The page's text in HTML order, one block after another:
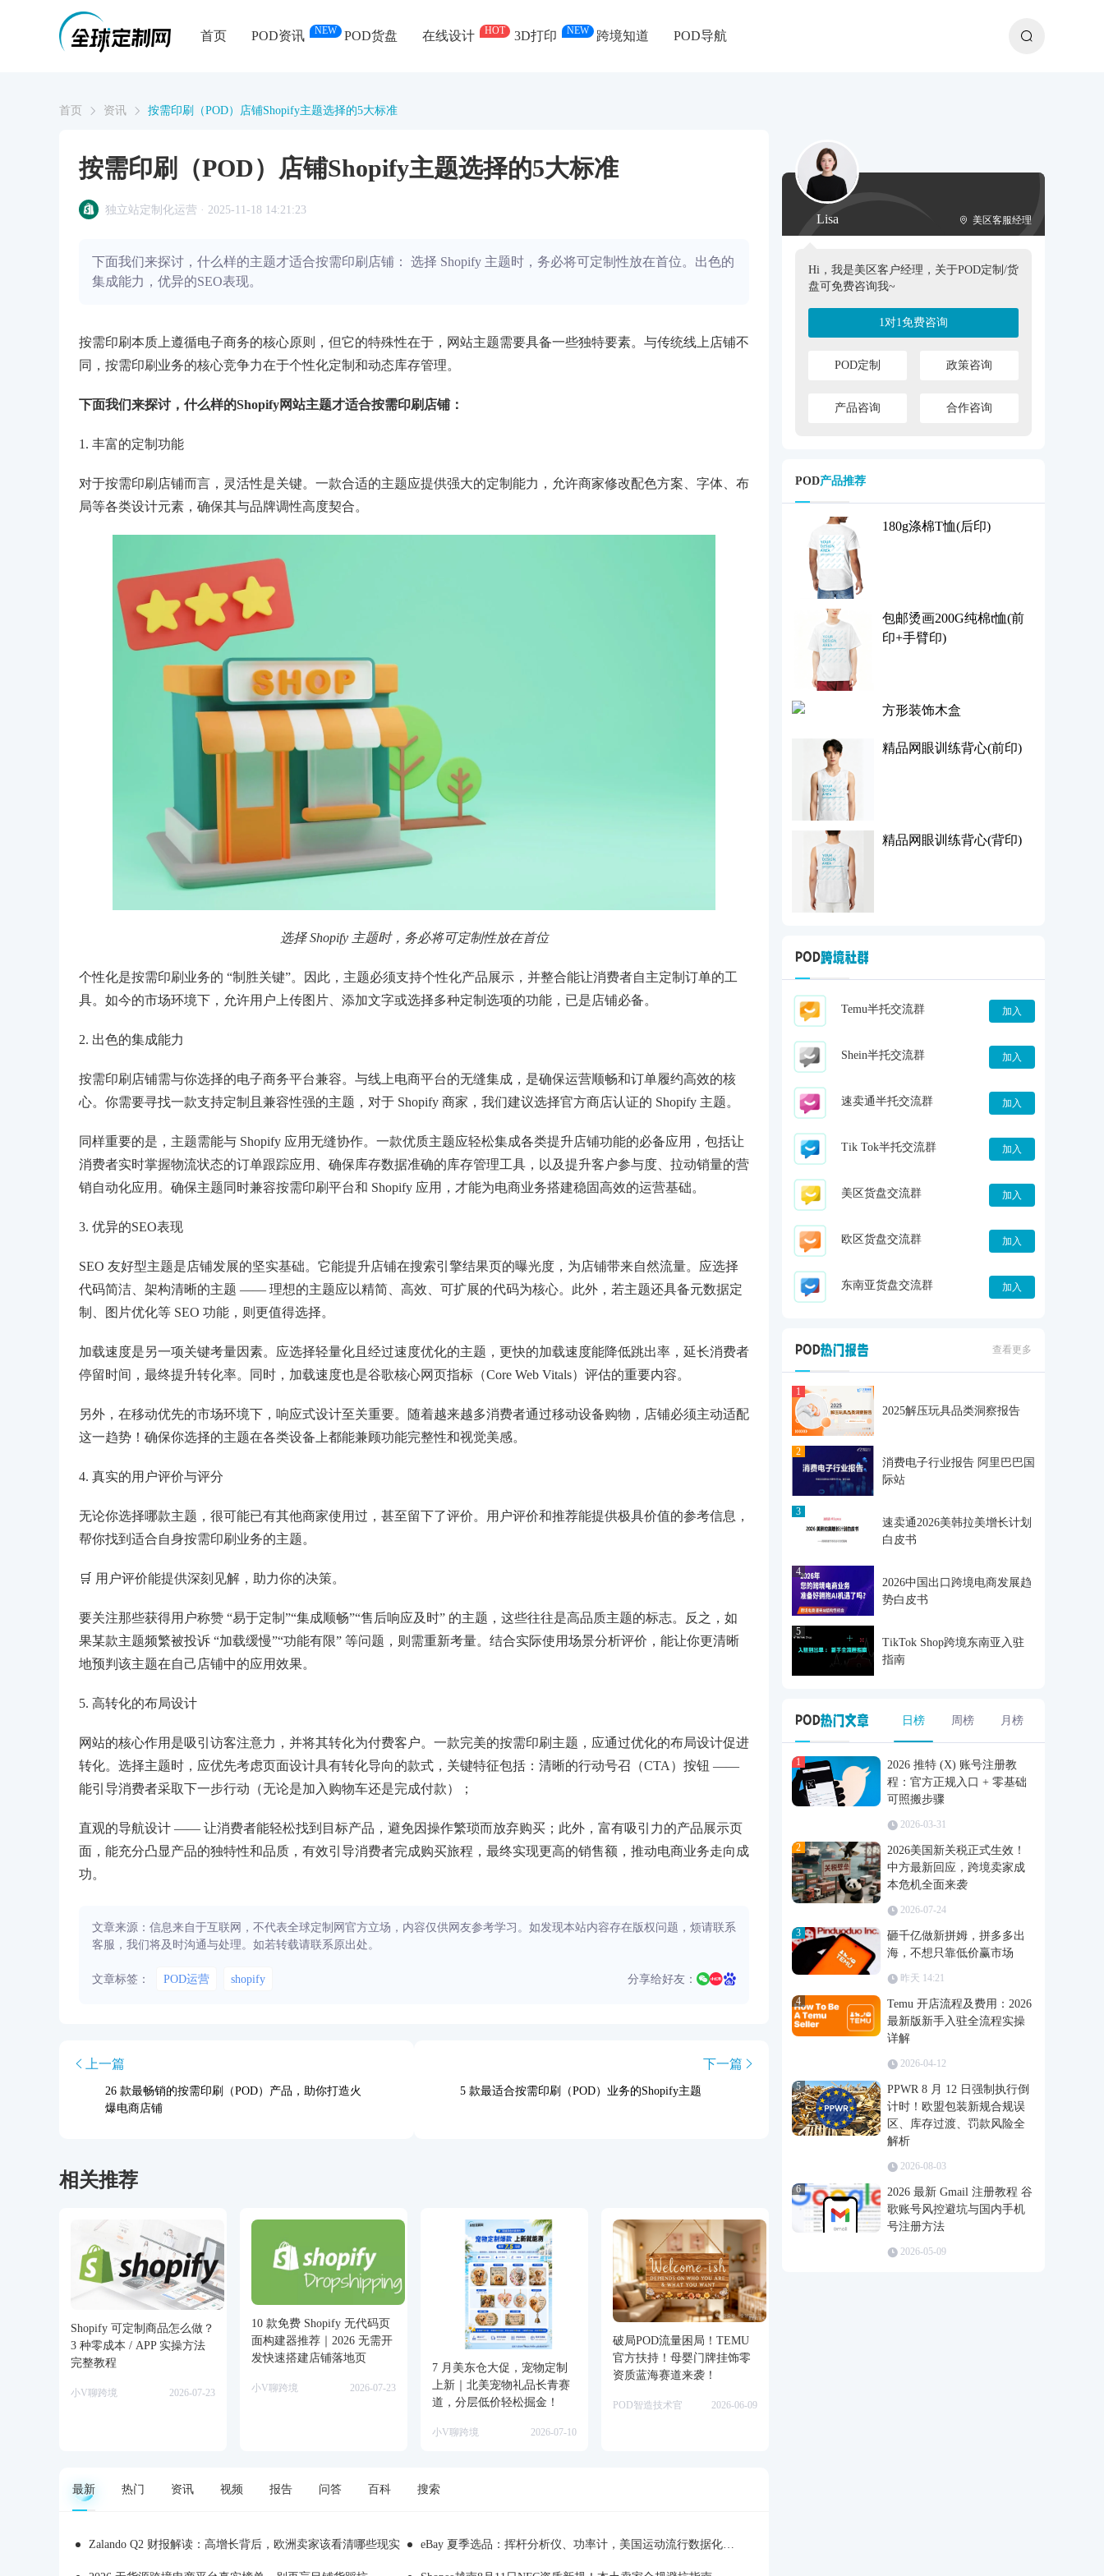
首页 POD资讯 NEW POD货盘 在线设计 HOT 3D打印 NEW 跨境知道 POD导航
首页 资讯 按需印刷（POD）店铺Shopify主题选择的5大标准
按需印刷（POD）店铺Shopify主题选择的5大标准
独立站定制化运营 · 2025-11-18 14:21:23
下面我们来探讨，什么样的主题才适合按需印刷店铺： 选择 Shopify 主题时，务必将可定制性放在首位。出色的
集成能力，优异的SEO表现。
按需印刷本质上遵循电子商务的核心原则，但它的特殊性在于，网站主题需要具备一些独特要素。与传统线上店铺不
同，按需印刷业务的核心竞争力在于个性化定制和动态库存管理。
下面我们来探讨，什么样的Shopify网站主题才适合按需印刷店铺：
1. 丰富的定制功能
对于按需印刷店铺而言，灵活性是关键。一款合适的主题应提供强大的定制能力，允许商家修改配色方案、字体、布
局等各类设计元素，确保其与品牌调性高度契合。
选择 Shopify 主题时，务必将可定制性放在首位
个性化是按需印刷业务的 “制胜关键”。因此，主题必须支持个性化产品展示，并整合能让消费者自主定制订单的工
具。如今的市场环境下，允许用户上传图片、添加文字或选择多种定制选项的功能，已是店铺必备。
2. 出色的集成能力
按需印刷店铺需与你选择的电子商务平台兼容。与线上电商平台的无缝集成，是确保运营顺畅和订单履约高效的核
心。你需要寻找一款支持定制且兼容性强的主题，对于 Shopify 商家，我们建议选择官方商店认证的 Shopify 主题。
同样重要的是，主题需能与 Shopify 应用无缝协作。一款优质主题应轻松集成各类提升店铺功能的必备应用，包括让
消费者实时掌握物流状态的订单跟踪应用、确保库存数据准确的库存管理工具，以及提升客户参与度、拉动销量的营
销自动化应用。确保主题同时兼容按需印刷平台和 Shopify 应用，才能为电商业务搭建稳固高效的运营基础。
3. 优异的SEO表现
SEO 友好型主题是店铺发展的坚实基础。它能提升店铺在搜索引擎结果页的曝光度，为店铺带来自然流量。应选择
代码简洁、架构清晰的主题 —— 理想的主题应以精简、高效、可扩展的代码为核心。此外，若主题还具备元数据定
制、图片优化等 SEO 功能，则更值得选择。
加载速度是另一项关键考量因素。应选择轻量化且经过速度优化的主题，更快的加载速度能降低跳出率，延长消费者
停留时间，最终提升转化率。同时，加载速度也是谷歌核心网页指标（Core Web Vitals）评估的重要内容。
另外，在移动优先的市场环境下，响应式设计至关重要。随着越来越多消费者通过移动设备购物，店铺必须主动适配
这一趋势！确保你选择的主题在各类设备上都能兼顾功能完整性和视觉美感。
4. 真实的用户评价与评分
无论你选择哪款主题，很可能已有其他商家使用过，甚至留下了评价。用户评价和推荐能提供极具价值的参考信息，
帮你找到适合自身按需印刷业务的主题。
🛒 用户评价能提供深刻见解，助力你的决策。
要关注那些获得用户称赞 “易于定制”“集成顺畅”“售后响应及时” 的主题，这些往往是高品质主题的标志。反之，如
果某款主题频繁被投诉 “加载缓慢”“功能有限” 等问题，则需重新考量。结合实际使用场景分析评价，能让你更清晰
地预判该主题在自己店铺中的应用效果。
5. 高转化的布局设计
网站的核心作用是吸引访客注意力，并将其转化为付费客户。一款完美的按需印刷主题，应通过优化的布局设计促进
转化。选择主题时，应优先考虑页面设计具有转化导向的款式，关键特征包括：清晰的行动号召（CTA）按钮 ——
能引导消费者采取下一步行动（无论是加入购物车还是完成付款）；
直观的导航设计 —— 让消费者能轻松找到目标产品，避免因操作繁琐而放弃购买；此外，富有吸引力的产品展示页
面，能充分凸显产品的独特性和品质，有效引导消费者完成购买旅程，最终实现更高的销售额，推动电商业务走向成
功。
文章来源：信息来自于互联网，不代表全球定制网官方立场，内容仅供网友参考学习。如发现本站内容存在版权问题，烦请联系
客服，我们将及时沟通与处理。如若转载请联系原出处。
文章标签： POD运营 shopify 分享给好友：
上一篇
26 款最畅销的按需印刷（POD）产品，助你打造火
爆电商店铺
下一篇
5 款最适合按需印刷（POD）业务的Shopify主题
相关推荐
Shopify 可定制商品怎么做？
3 种零成本 / APP 实操方法
完整教程
小V聊跨境 2026-07-23
10 款免费 Shopify 无代码页
面构建器推荐｜2026 无需开
发快速搭建店铺落地页
小V聊跨境 2026-07-23
7 月美东仓大促，宠物定制
上新｜北美宠物礼品长青赛
道，分层低价轻松掘金！
小V聊跨境 2026-07-10
破局POD流量困局！TEMU
官方扶持！母婴门牌挂饰零
资质蓝海赛道来袭！
POD智造技术官 2026-06-09
最新 热门 资讯 视频 报告 问答 百科 搜索
Zalando Q2 财报解读：高增长背后，欧洲卖家该看清哪些现实 eBay 夏季选品：挥杆分析仪、功率计，美国运动流行数据化消费
Lisa 美区客服经理
Hi，我是美区客户经理，关于POD定制/货
盘可免费咨询我~
1对1免费咨询
POD定制 政策咨询
产品咨询 合作咨询
POD产品推荐
180g涤棉T恤(后印)
包邮烫画200G纯棉t恤(前
印+手臂印)
方形装饰木盒
精品网眼训练背心(前印)
精品网眼训练背心(背印)
Temu半托交流群 加入
Shein半托交流群 加入
速卖通半托交流群 加入
Tik Tok半托交流群 加入
美区货盘交流群 加入
欧区货盘交流群 加入
东南亚货盘交流群 加入
查看更多
1
2025解压玩具品类洞察报告
2
消费电子行业报告 阿里巴巴国
际站
3
速卖通2026美韩拉美增长计划
白皮书
4
2026中国出口跨境电商发展趋
势白皮书
5
TikTok Shop跨境东南亚入驻
指南
日榜 周榜 月榜
1
2026 推特 (X) 账号注册教
程：官方正规入口 + 零基础
可照搬步骤
2026-03-31
2
2026美国新关税正式生效！
中方最新回应，跨境卖家成
本危机全面来袭
2026-07-24
3
砸千亿做新拼姆，拼多多出
海，不想只靠低价赢市场
昨天 14:21
4
Temu 开店流程及费用：2026
最新版新手入驻全流程实操
详解
2026-04-12
5
PPWR 8 月 12 日强制执行倒
计时！欧盟包装新规合规误
区、库存过渡、罚款风险全
解析
2026-08-03
6
2026 最新 Gmail 注册教程 谷
歌账号风控避坑与国内手机
号注册方法
2026-05-09